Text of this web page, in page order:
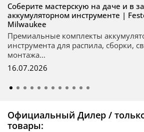
Соберите мастерскую на даче и в
аккумуляторном инструменте |
Milwaukee
Премиальные комплекты
инструмента для распила, сборки,
монтажа...
16.07.2026
Официальный Дилер /
товары: